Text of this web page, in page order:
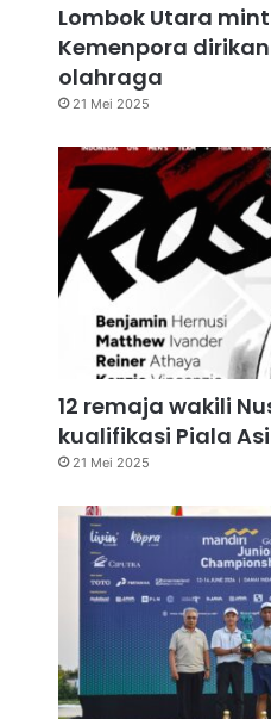
Lombok Utara
Kemenpora
olahraga
21 Mei 2025
12 remaja wakili
kualifikasi Piala
21 Mei 2025